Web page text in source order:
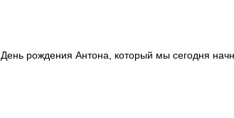
рождения Антона, который мы сегодня